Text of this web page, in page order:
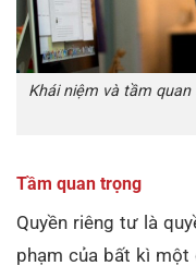
Khái niệm và tầm
Tầm quan trọng
Quyền riêng tư là
phạm của bất kì một